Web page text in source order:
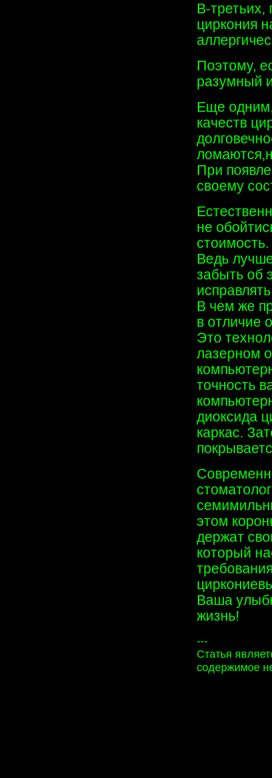
В-третьих,
циркония
Поэтому,
разумный
Еще
качеств
При
своему
не
Ведь
забыть об
В чем же
в отличие
Это
лазерном
точность
диоксида
каркас.
этом
держат
который
Ваша
жизнь!
---
Статья
содержимое